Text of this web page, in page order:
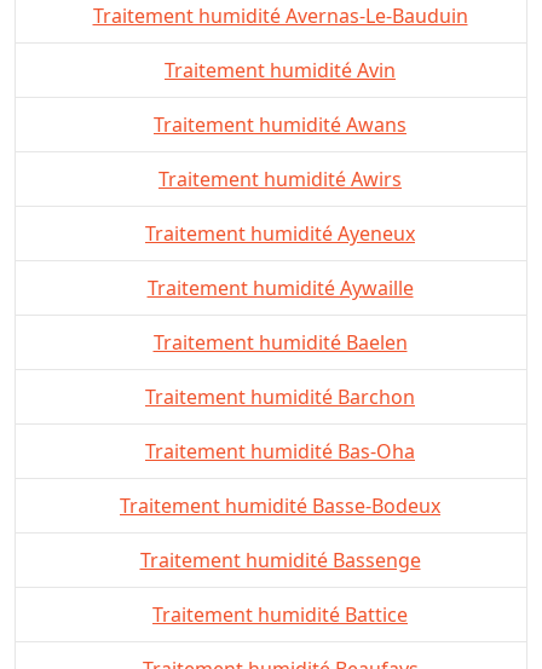
Traitement humidité Avernas-Le-Bauduin
Traitement humidité Avin
Traitement humidité Awans
Traitement humidité Awirs
Traitement humidité Ayeneux
Traitement humidité Aywaille
Traitement humidité Baelen
Traitement humidité Barchon
Traitement humidité Bas-Oha
Traitement humidité Basse-Bodeux
Traitement humidité Bassenge
Traitement humidité Battice